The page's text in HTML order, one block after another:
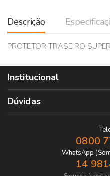
Descrição
PROTETOR TRASEIRO
Institucional
Dúvidas
0800
WhatsApp
14